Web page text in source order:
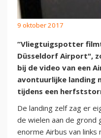
9 oktober 2017
“Vliegtuigspotter
Düsseldorf Airport",
bij de video van een
avontuurlijke landing
tijdens een
De landing zelf zag er
de wielen aan de grond
enorme Airbus van